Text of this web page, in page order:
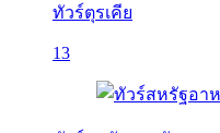
ทัวร์ตุรเคีย
13